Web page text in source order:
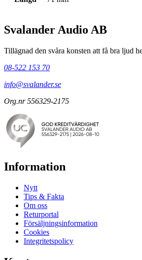
Svalander Audio AB
Tillägnad den svåra konsten att få bra ljud
08-522 153 70
info@svalander.se
Org.nr 556329-2175
Information
Nytt
Tips & Fakta
Om oss
Returportal
Försäljningsinformation
Cookies
Integritetspolicy